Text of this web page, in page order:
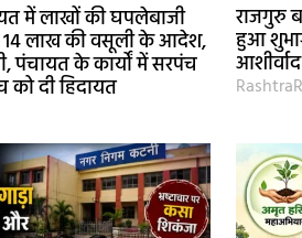
में लाखों की घपलेबाजी
14 लाख की वसूली के आदेश,
पंचायत के कार्यों में सरपंच
दी हिदायत
राजगुरु
हुआ
आशीर्वाद